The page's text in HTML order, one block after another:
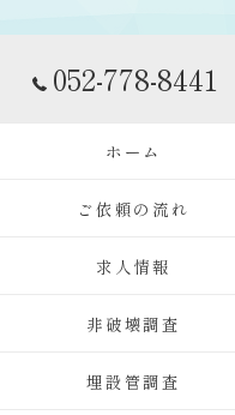
052-778-8441
ホーム
ご依頼の流れ
求人情報
非破壊調査
埋設管調査